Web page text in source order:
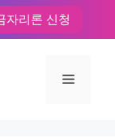
자리론 신청
메